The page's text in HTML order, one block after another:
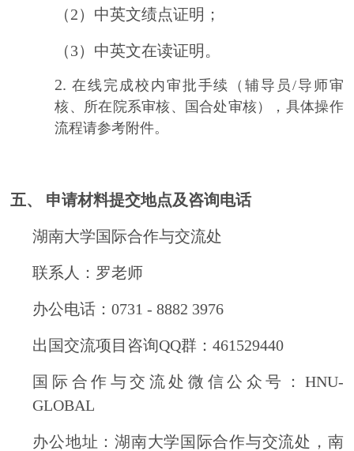
（2）中英文绩点证明；
（3）中英文在读证明。
2.在线完成校内审批手续（辅导员/导师审
核、所在院系审核、国合处审核），具体操作
流程请参考附件。
五、 申请材料提交地点及咨询电话
湖南大学国际合作与交流处
联系人：罗老师
办公电话：0731 - 8882 3976
出国交流项目咨询QQ群：461529440
国际合作与交流处微信公众号：HNU-
GLOBAL
办公地址：湖南大学国际合作与交流处，南